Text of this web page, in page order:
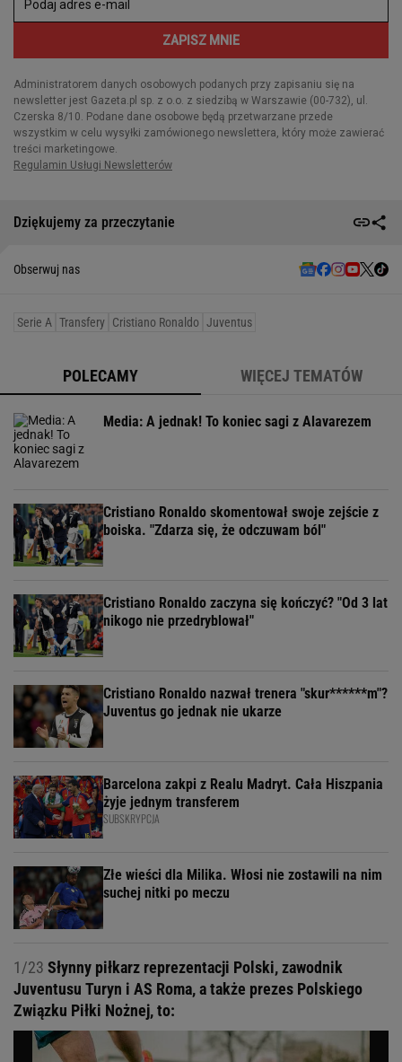
Dziękujemy za przeczytanie
Obserwuj nas
Serie A Transfery Cristiano Ronaldo Juventus
POLECAMY WIĘCEJ TEMATÓW
Media: A jednak! To koniec sagi z Alavarezem
Cristiano Ronaldo skomentował swoje zejście z
boiska. "Zdarza się, że odczuwam ból"
Cristiano Ronaldo zaczyna się kończyć? "Od 3 lat
nikogo nie przedryblował"
Cristiano Ronaldo nazwał trenera "skur******m"?
Juventus go jednak nie ukarze
Barcelona zakpi z Realu Madryt. Cała Hiszpania
żyje jednym transferem
SUBSKRYPCJA
Złe wieści dla Milika. Włosi nie zostawili na nim
suchej nitki po meczu
1/23 Słynny piłkarz reprezentacji Polski, zawodnik
Juventusu Turyn i AS Roma, a także prezes Polskiego
Związku Piłki Nożnej, to: